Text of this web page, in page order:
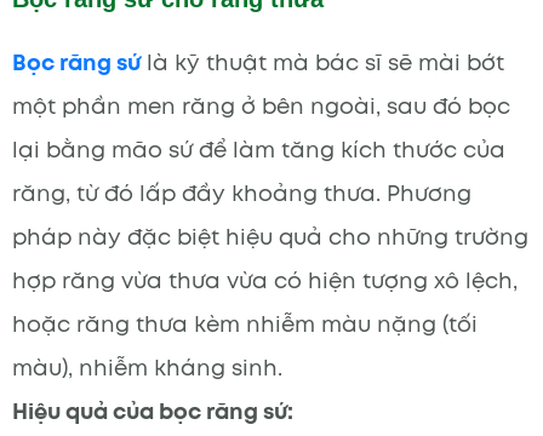
Bọc răng sứlà kỹ thuật mà bác sĩ sẽ mài bớt
một phần men răng ở bên ngoài, sau đó bọc
lại bằng mão sứ để làm tăng kích thước của
răng, từ đó lấp đầy khoảng thưa. Phương
pháp này đặc biệt hiệu quả cho những trường
hợp răng vừa thưa vừa có hiện tượng xô lệch,
hoặc răng thưa kèm nhiễm màu nặng (tối
màu), nhiễm kháng sinh.
Hiệu quả của bọc răng sứ: